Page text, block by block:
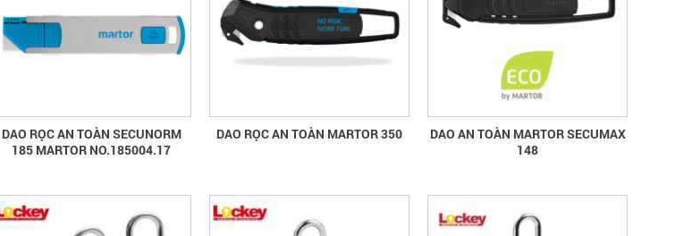
bao ho lao dong - Khóa tập huấn
Truyền thông viên nguồn về AT-
bao ho lao dong - Khóa tập huấn
Truyền thông viên nguồn về AT-VSLĐ
quần áo bảo hộ - Hội nghị Mạng
quần áo bảo hộ - Hội nghị Mạng thông
tin quốc gia về ATVSLĐ lần thứ 16
DAO RỌC AN TOÀN SECUNORM
185 MARTOR NO.185004.17
DAO RỌC AN TOÀN MARTOR 350
DAO AN TOÀN MARTOR SECUMAX
148